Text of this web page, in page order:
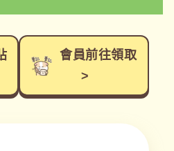
會員前往領取
>